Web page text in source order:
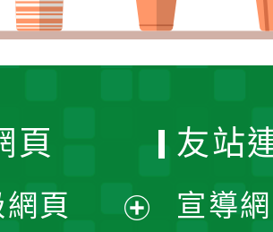
頁
頁
友站
宣導